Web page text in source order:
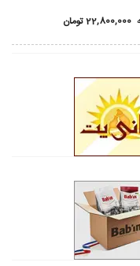
22,800,000تومان